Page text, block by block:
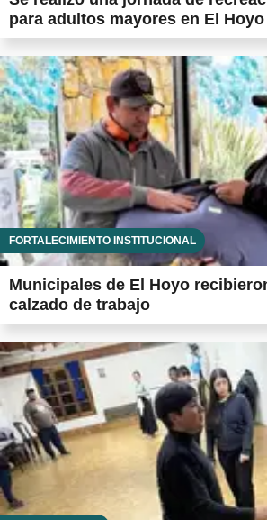
para adultos mayores en El Hoyo
FORTALECIMIENTO INSTITUCIONAL
Municipales de El Hoyo
calzado de trabajo